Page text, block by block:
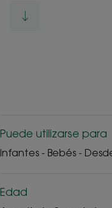
Puede utilizarse para
Infantes - Bebés -
Edad